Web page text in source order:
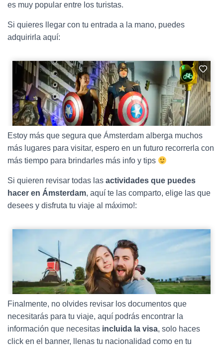
es muy popular entre los turistas.
Si quieres llegar con tu entrada a la mano, puedes
adquirirla aquí:
Estoy más que segura que Ámsterdam alberga muchos
más lugares para visitar, espero en un futuro recorrerla con
más tiempo para brindarles más info y tips
Si quieren revisar todas las actividades que puedes
hacer en Ámsterdam, aquí te las comparto, elige las que
desees y disfruta tu viaje al máximo!:
Finalmente, no olvides revisar los documentos que
necesitarás para tu viaje, aquí podrás encontrar la
información que necesitas incluida la visa, solo haces
click en el banner, llenas tu nacionalidad como en tu